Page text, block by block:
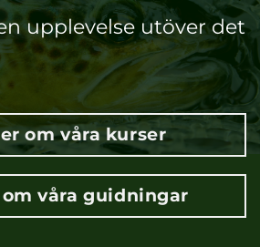
upplevelse utöver det
om våra kurser
om våra guidningar